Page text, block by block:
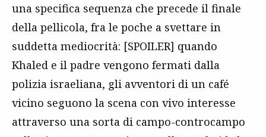
una specifica sequenza che precede il finale
della pellicola, fra le poche a svettare in
suddetta mediocrità: [SPOILER] quando
Khaled e il padre vengono fermati dalla
polizia israeliana, gli avventori di un café
vicino seguono la scena con vivo interesse
attraverso una sorta di campo-controcampo